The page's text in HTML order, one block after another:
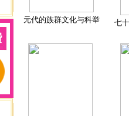
元代的族群文化与科举 七